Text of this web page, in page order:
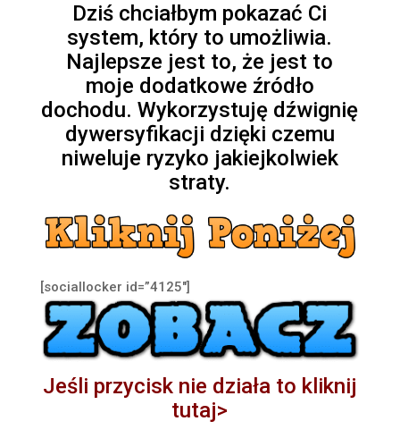
Dziś chciałbym pokazać Ci
system, który to umożliwia.
Najlepsze jest to, że jest to
moje dodatkowe źródło
dochodu. Wykorzystuję dźwignię
dywersyfikacji dzięki czemu
niweluje ryzyko jakiejkolwiek
straty.
[sociallocker id=”4125″]
Jeśli przycisk nie działa to kliknij
tutaj>